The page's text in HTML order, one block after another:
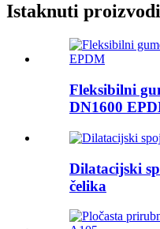
Istaknuti proizvodi
Fleksibilni
DN1600
Dilatacijski
čelika